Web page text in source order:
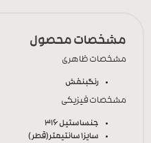
مشخصات محصول
مشخصات ظاهری
رنگبنفش
مشخصات فیزیکی
جنساستیل 316
سایز1 سانتیمتر(قطر)